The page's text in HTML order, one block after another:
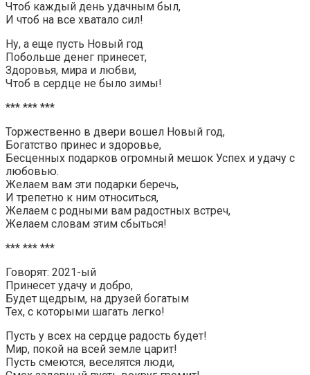
Чтоб каждый день удачным был,
И чтоб на все хватало сил!
Ну, а еще пусть Новый год
Побольше денег принесет,
Здоровья, мира и любви,
Чтоб в сердце не было зимы!
*** *** ***
Торжественно в двери вошел Новый год,
Богатство принес и здоровье,
Бесценных подарков огромный мешок Успех и удачу с
любовью.
Желаем вам эти подарки беречь,
И трепетно к ним относиться,
Желаем с родными вам радостных встреч,
Желаем словам этим сбыться!
*** *** ***
Говорят: 2021-ый
Принесет удачу и добро,
Будет щедрым, на друзей богатым
Тех, с которыми шагать легко!
Пусть у всех на сердце радость будет!
Мир, покой на всей земле царит!
Пусть смеются, веселятся люди,